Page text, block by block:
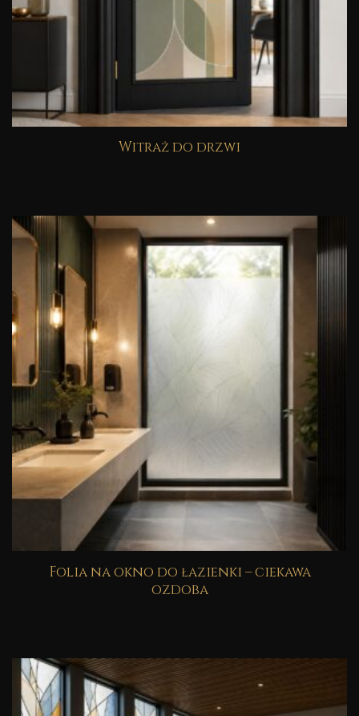
Witraż do drzwi
Folia na okno do łazienki – ciekawa
ozdoba